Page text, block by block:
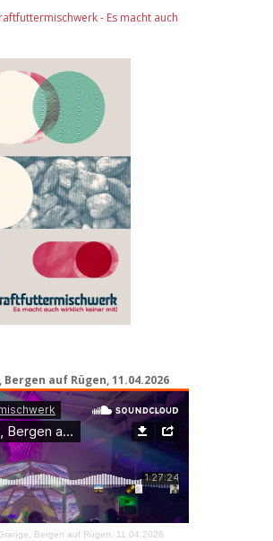
- Es macht auch
auf Rügen, 11.04.2026
Bergen auf Rügen, 11.04.2026